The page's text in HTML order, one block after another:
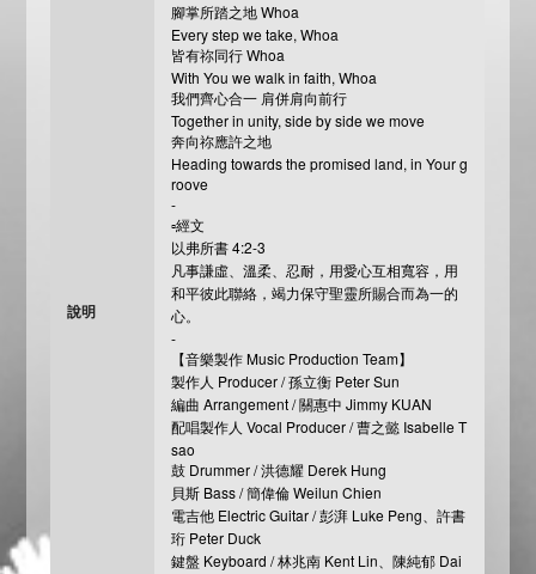
說明
腳掌所踏之地 Whoa
Every step we take, Whoa
皆有祢同行 Whoa
With You we walk in faith, Whoa
我們齊心合一 肩併肩向前行
Together in unity, side by side we move
奔向祢應許之地
Heading towards the promised land, in Your g
roove
-
▫️經文
以弗所書 4:2-3
凡事謙虛、溫柔、忍耐，用愛心互相寬容，用
和平彼此聯絡，竭力保守聖靈所賜合而為一的
心。
-
【音樂製作 Music Production Team】
製作人 Producer / 孫立衡 Peter Sun
編曲 Arrangement / 關惠中 Jimmy KUAN
配唱製作人 Vocal Producer / 曹之懿 Isabelle T
sao
鼓 Drummer / 洪德耀 Derek Hung
貝斯 Bass / 簡偉倫 Weilun Chien
電吉他 Electric Guitar / 彭湃 Luke Peng、許書
珩 Peter Duck
鍵盤 Keyboard ​/ 林兆南 Kent Lin、陳純郁 Dai